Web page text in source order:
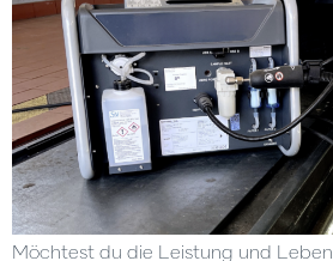
Möchtest du die Leistung und